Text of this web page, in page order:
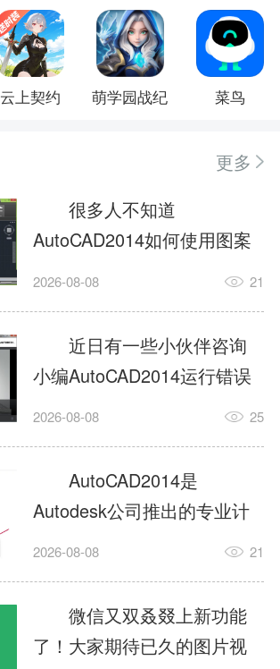
云上契约 萌学园战纪 菜鸟
更多
很多人不知道
AutoCAD2014如何使用图案
填充?今日为你们带来的文章
用图案填充的内容，还有不
清楚小伙伴和小编一起去学
习一下吧。1.打开
AutoCAD2014这款软件，进
入AutoCAD2014的操作界
面，如图所示：2.在该界面内
找到矩形选项，如图所示：3.
点击矩...
2026-08-08 21
近日有一些小伙伴咨询
小编AutoCAD2014运行错误
怎么办?下面就为大家带来了
办的解决方法，有需要的小
伙伴可以来了解了解哦。1.打
开控制面板，选择
AutodeskAutoCAD2014。2.
等AutodeskAutoCAD2014的
安装程序加载完毕。3.选择添
加/...
2026-08-08 25
AutoCAD2014是
Autodesk公司推出的专业计
算机辅助设计（CAD）软
子、建筑、服装等多个工程
与设计领域。作为行业标准
工具之一，它提供了强大的
2026-08-08 21
微信又双叒叕上新功能
了！大家期待已久的图片视